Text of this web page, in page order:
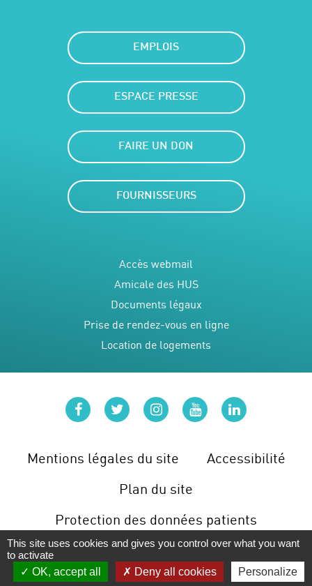
EMPLOIS
ESPACE PRESSE
FAIRE UN DON
FOURNISSEURS
Accès webmail
Amicale des HUS
Documents légaux
Prise de rendez-vous en ligne
Location de logements
Mentions légales du site
Accessibilité
Plan du site
Protection des données patients
Gérer les cookies
facebooktwitterinstagram
youtubelinkedin
This site uses cookies and gives you control over what you want
to activate
OK, accept all
Deny all cookies
Personalize